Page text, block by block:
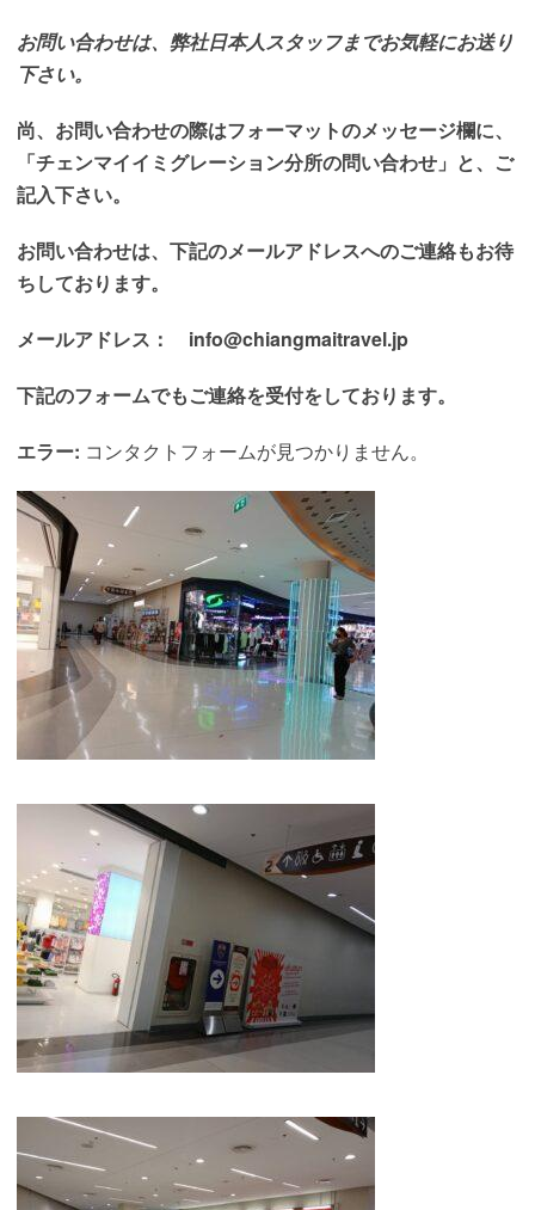
お問い合わせは、弊社日本人スタッフまでお気軽にお送り
下さい。
尚、お問い合わせの際はフォーマットのメッセージ欄に、
「チェンマイイミグレーション分所の問い合わせ」と、ご
記入下さい。
お問い合わせは、下記のメールアドレスへのご連絡もお待
ちしております。
メールアドレス： info@chiangmaitravel.jp
下記のフォームでもご連絡を受付をしております。
エラー: コンタクトフォームが見つかりません。